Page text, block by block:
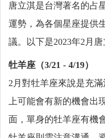
唐立淇是台灣著名的占
運勢，為各個星座提供
議。以下是2023年2月
牡羊座（3/21 - 4/19）
2月對牡羊座來說是充
上可能會有新的機會出
面，單身的牡羊座有機